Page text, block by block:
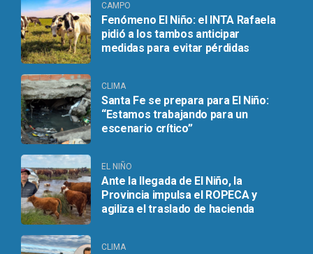
CAMPO
Fenómeno El Niño: el INTA Rafaela
pidió a los tambos anticipar
medidas para evitar pérdidas
CLIMA
Santa Fe se prepara para El Niño:
“Estamos trabajando para un
escenario crítico”
EL NIÑO
Ante la llegada de El Niño, la
Provincia impulsa el ROPECA y
agiliza el traslado de hacienda
CLIMA